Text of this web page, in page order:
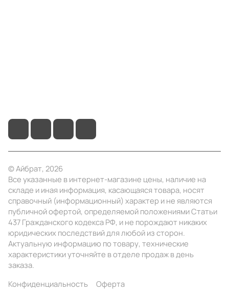
© Айбрат, 2026
Все указанные в интернет-магазине цены, наличие на
складе и иная информация, касающаяся товара, носят
справочный (информационный) характер и не являются
публичной офертой, определяемой положениями Статьи
437 Гражданского кодекса РФ, и не порождают никаких
юридических последствий для любой из сторон.
Актуальную информацию по товару, технические
характеристики уточняйте в отделе продаж в день
заказа.
Конфиденциальность
Оферта